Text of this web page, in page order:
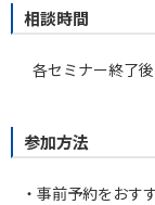
相談時間
各セミナー終了後
参加方法
・事前予約をおす